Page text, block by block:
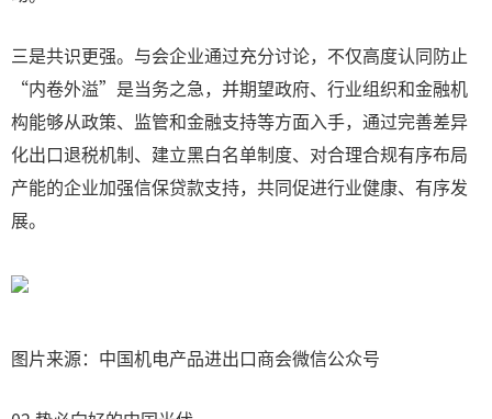
三是共识更强。与会企业通过充分讨论，不仅高度认同防止
“内卷外溢”是当务之急，并期望政府、行业组织和金融机
构能够从政策、监管和金融支持等方面入手，通过完善差异
化出口退税机制、建立黑白名单制度、对合理合规有序布局
产能的企业加强信保贷款支持，共同促进行业健康、有序发
展。
图片来源：中国机电产品进出口商会微信公众号